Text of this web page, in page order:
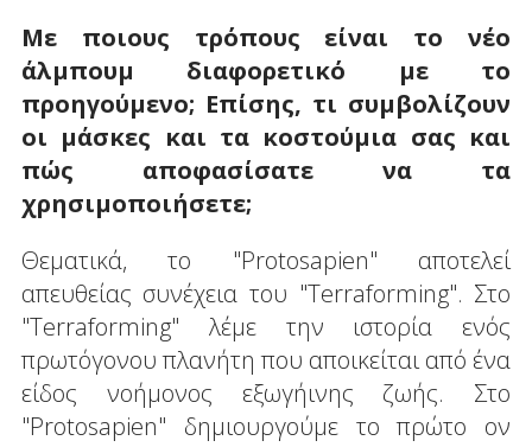
Με ποιους τρόπους είναι το νέο
άλμπουμ διαφορετικό με το
προηγούμενο; Επίσης, τι συμβολίζουν
οι μάσκες και τα κοστούμια σας και
πώς αποφασίσατε να τα
χρησιμοποιήσετε;
Θεματικά, το "Protosapien" αποτελεί
απευθείας συνέχεια του "Terraforming". Στο
"Terraforming" λέμε την ιστορία ενός
πρωτόγονου πλανήτη που αποικείται από ένα
είδος νοήμονος εξωγήινης ζωής. Στο
"Protosapien" δημιουργούμε το πρώτο ον